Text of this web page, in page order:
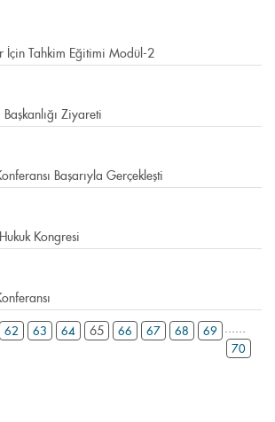
İçin Tahkim Eğitimi Modül-2
Ziyareti
Başarıyla Gerçekleşti
Kongresi
...
62 63 64 65 66 67 68
69
70
...